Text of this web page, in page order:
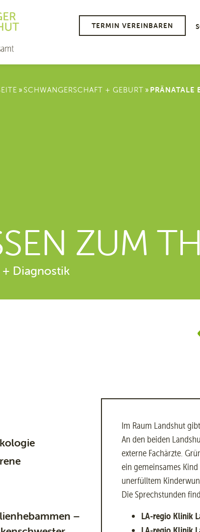
TERMIN VEREINBAREN
» SCHWANGERSCHAFT + GEBURT » PRÄNATALE
ZUM
+ Diagnostik
–
Im Raum Landshut
An den beiden
externe Fachärzte.
ein gemeinsames
unerfülltem
Die Sprechstunden
LA-regio Klinik